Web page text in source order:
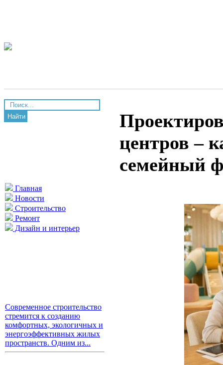
Найти
Главная
Новости
Строительство
Ремонт
Дизайн и интерьер
Современное строительство
стремится к созданию
комфортных, экологичных и
энергоэффективных жилых
пространств. Одним из...
центров –
семейный